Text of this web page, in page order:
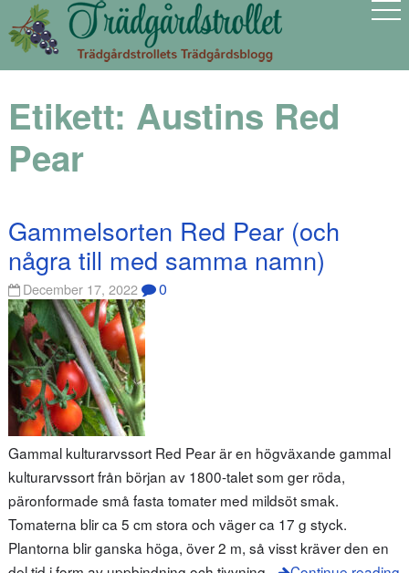
Etikett: Austins Red
Pear
Gammelsorten Red Pear (och
några till med samma namn)
December 17, 2022 0
Gammal kulturarvssort Red Pear är en högväxande gammal
kulturarvssort från början av 1800-talet som ger röda,
päronformade små fasta tomater med mildsöt smak.
Tomaterna blir ca 5 cm stora och väger ca 17 g styck.
Plantorna blir ganska höga, över 2 m, så visst kräver den en